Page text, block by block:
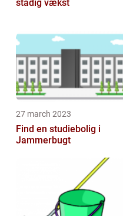
stadig vækst
27 march 2023
Find en studiebolig i
Jammerbugt